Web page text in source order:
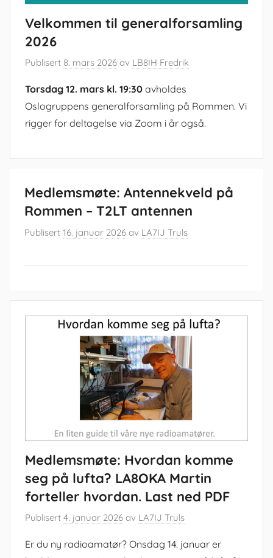
Velkommen til generalforsamling
2026
Publisert 8. mars 2026 av LB8IH Fredrik
Torsdag 12. mars kl. 19:30 avholdes
Oslogruppens generalforsamling på Rommen. Vi
rigger for deltagelse via Zoom i år også.
Medlemsmøte: Antennekveld på
Rommen – T2LT antennen
Publisert 16. januar 2026 av LA7IJ Truls
Medlemsmøte: Hvordan komme
seg på lufta? LA8OKA Martin
forteller hvordan. Last ned PDF
Publisert 4. januar 2026 av LA7IJ Truls
Er du ny radioamatør? Onsdag 14. januar er